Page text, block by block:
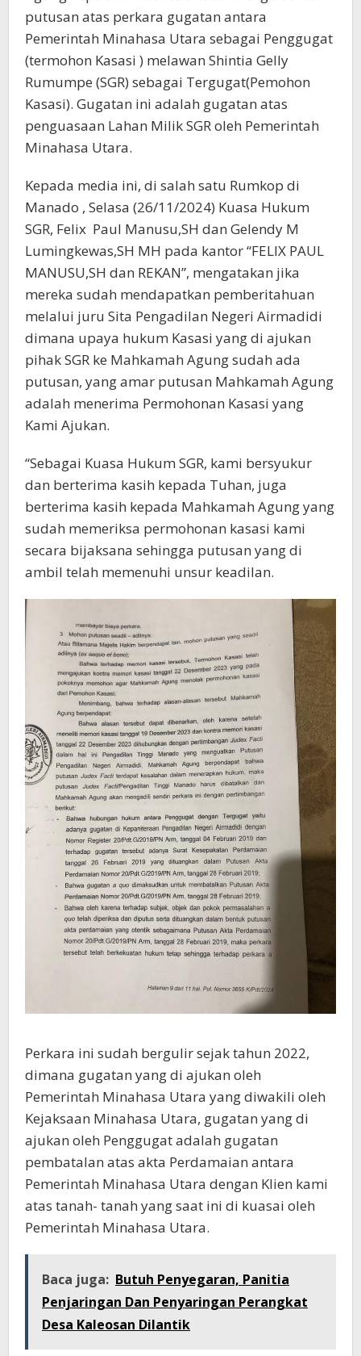
putusan atas perkara gugatan antara
Pemerintah Minahasa Utara sebagai Penggugat
(termohon Kasasi ) melawan Shintia Gelly
Rumumpe (SGR) sebagai Tergugat(Pemohon
Kasasi). Gugatan ini adalah gugatan atas
penguasaan Lahan Milik SGR oleh Pemerintah
Minahasa Utara.
Kepada media ini, di salah satu Rumkop di
Manado , Selasa (26/11/2024) Kuasa Hukum
SGR, Felix Paul Manusu,SH dan Gelendy M
Lumingkewas,SH MH pada kantor “FELIX PAUL
MANUSU,SH dan REKAN”, mengatakan jika
mereka sudah mendapatkan pemberitahuan
melalui juru Sita Pengadilan Negeri Airmadidi
dimana upaya hukum Kasasi yang di ajukan
pihak SGR ke Mahkamah Agung sudah ada
putusan, yang amar putusan Mahkamah Agung
adalah menerima Permohonan Kasasi yang
Kami Ajukan.
“Sebagai Kuasa Hukum SGR, kami bersyukur
dan berterima kasih kepada Tuhan, juga
berterima kasih kepada Mahkamah Agung yang
sudah memeriksa permohonan kasasi kami
secara bijaksana sehingga putusan yang di
ambil telah memenuhi unsur keadilan.
Perkara ini sudah bergulir sejak tahun 2022,
dimana gugatan yang di ajukan oleh
Pemerintah Minahasa Utara yang diwakili oleh
Kejaksaan Minahasa Utara, gugatan yang di
ajukan oleh Penggugat adalah gugatan
pembatalan atas akta Perdamaian antara
Pemerintah Minahasa Utara dengan Klien kami
atas tanah- tanah yang saat ini di kuasai oleh
Pemerintah Minahasa Utara.
Baca juga: Butuh Penyegaran, Panitia
Penjaringan Dan Penyaringan Perangkat
Desa Kaleosan Dilantik